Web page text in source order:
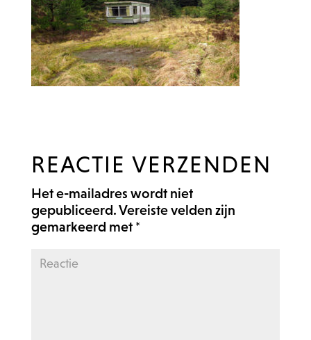
REACTIE VERZENDEN
Het e-mailadres wordt niet
gepubliceerd.Vereiste velden zijn
gemarkeerd met *